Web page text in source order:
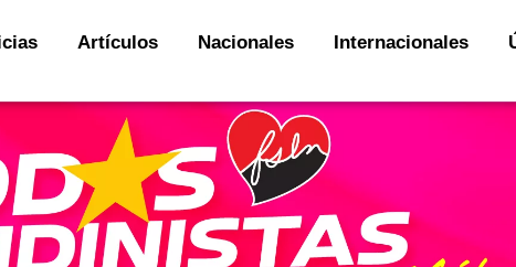
Artículos Nacionales Internacionales